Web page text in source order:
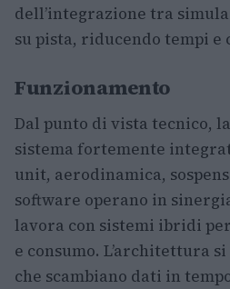
dell’integrazione tra
su pista, riducendo tempi e
Funzionamento
Dal punto di vista tecnico, la
sistema fortemente
unit, aerodinamica,
software operano in
lavora con sistemi ibridi
e consumo. L’architettura
che scambiano dati in